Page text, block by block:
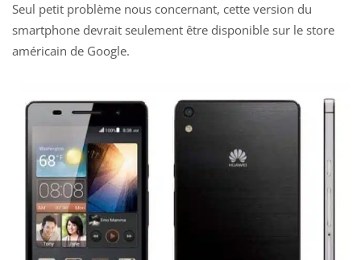
Seul petit problème nous concernant, cette version du
smartphone devrait seulement être disponible sur le store
américain de Google.